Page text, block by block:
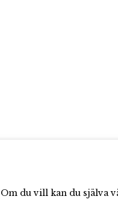
du vill kan du själva